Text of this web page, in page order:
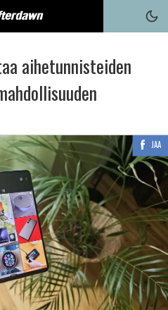
aihetunnisteiden
JAA